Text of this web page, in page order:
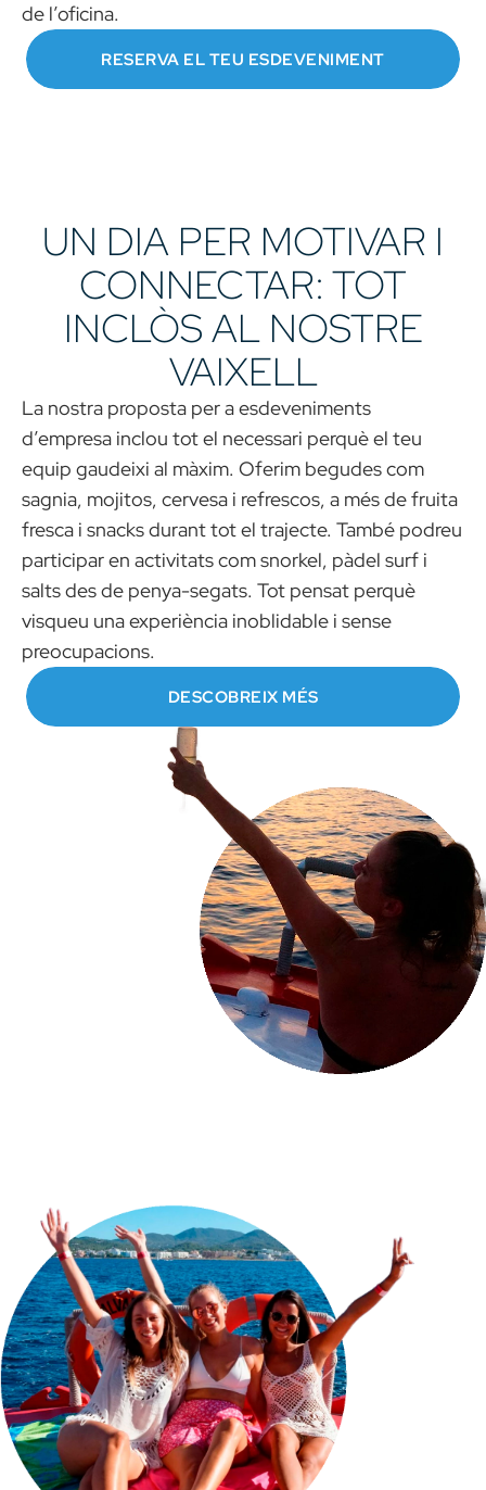
de l’oficina.
RESERVA EL TEU ESDEVENIMENT
UN DIA PER MOTIVAR I
CONNECTAR: ​​TOT
INCLÒS AL NOSTRE
VAIXELL
La nostra proposta per a esdeveniments
d’empresa inclou tot el necessari perquè el teu
equip gaudeixi al màxim. Oferim begudes com
sagnia, mojitos, cervesa i refrescos, a més de fruita
fresca i snacks durant tot el trajecte. També podreu
participar en activitats com snorkel, pàdel surf i
salts des de penya-segats. Tot pensat perquè
visqueu una experiència inoblidable i sense
preocupacions.
DESCOBREIX MÉS